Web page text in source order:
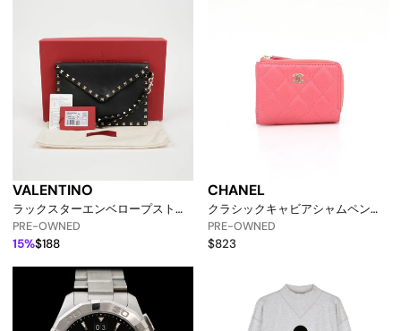
VALENTINO
ラックスターエンベロープストラ
ップクラッチ 155304268 [p]
PRE-OWNED
15%$188
CHANEL
クラシックキャビアシャムペンゴ
ールドジッパー3段フラップ女性
財布 Ap3177 152895232 [p]
PRE-OWNED
$823